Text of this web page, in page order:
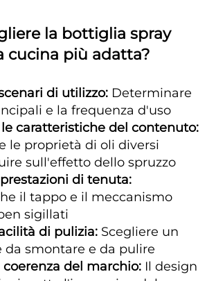
la bottiglia spray
cucina più adatta?
di utilizzo: Determinare
e la frequenza d'uso
caratteristiche del contenuto:
le proprietà di oli diversi
sull'effetto dello spruzzo
di tenuta:
il tappo e il meccanismo
sigillati
di pulizia: Scegliere un
da smontare e da pulire
coerenza del marchio: Il design